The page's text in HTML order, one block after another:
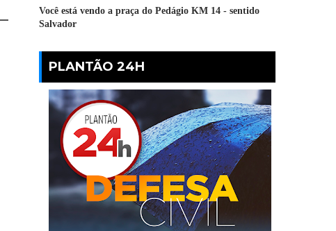
Você está vendo a praça do Pedágio KM 14 - sentido
Salvador
PLANTÃO 24H